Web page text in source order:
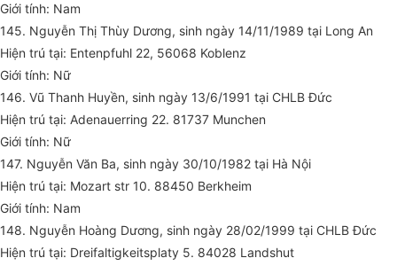
Giới tính: Nam
145. Nguyễn Thị Thùy Dương, sinh ngày 14/11/1989 tại Long An
Hiện trú tại: Entenpfuhl 22, 56068 Koblenz
Giới tính: Nữ
146. Vũ Thanh Huyền, sinh ngày 13/6/1991 tại CHLB Đức
Hiện trú tại: Adenauerring 22. 81737 Munchen
Giới tính: Nữ
147. Nguyễn Văn Ba, sinh ngày 30/10/1982 tại Hà Nội
Hiện trú tại: Mozart str 10. 88450 Berkheim
Giới tính: Nam
148. Nguyễn Hoàng Dương, sinh ngày 28/02/1999 tại CHLB Đức
Hiện trú tại: Dreifaltigkeitsplaty 5. 84028 Landshut